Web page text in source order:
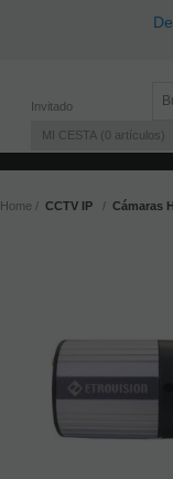
Invitado
MI CESTA 0 artículos
Home CCTV IP Cámaras